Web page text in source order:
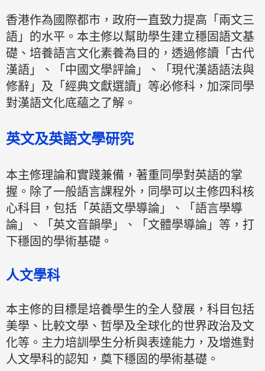
香港作為國際都市，政府一直致力提高「兩文三
語」的水平。本主修以幫助學生建立穩固語文基
礎、培養語言文化素養為目的，透過修讀「古代
漢語」、「中國文學評論」、「現代漢語語法與
修辭」及「經典文獻選讀」等必修科，加深同學
對漢語文化底蘊之了解。
英文及英語文學研究
本主修理論和實踐兼備，著重同學對英語的掌
握。除了一般語言課程外，同學可以主修四科核
心科目，包括「英語文學導論」、「語言學導
論」、「英文音韻學」、「文體學導論」等，打
下穩固的學術基礎。
人文學科
本主修的目標是培養學生的全人發展，科目包括
美學、比較文學、哲學及全球化的世界政治及文
化等。主力培訓學生分析與表達能力，及增進對
人文學科的認知，奠下穩固的學術基礎。